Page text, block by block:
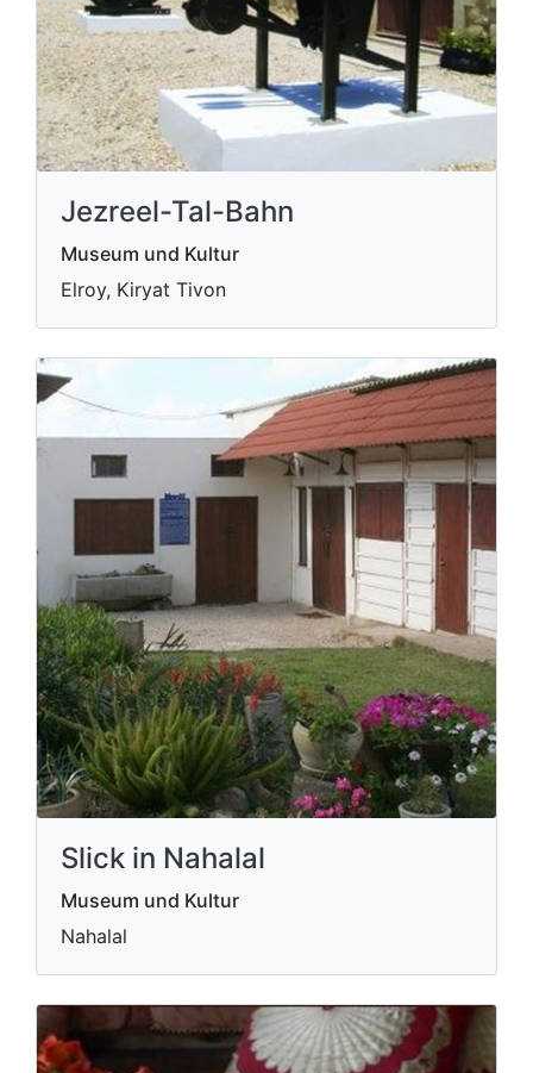
Jezreel-Tal-Bahn
Museum und Kultur
Elroy, Kiryat Tivon
Slick in Nahalal
Museum und Kultur
Nahalal